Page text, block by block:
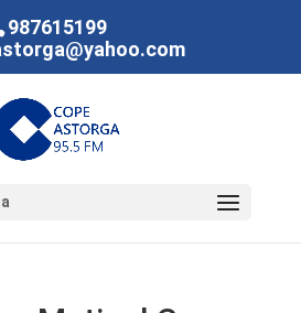
987615199